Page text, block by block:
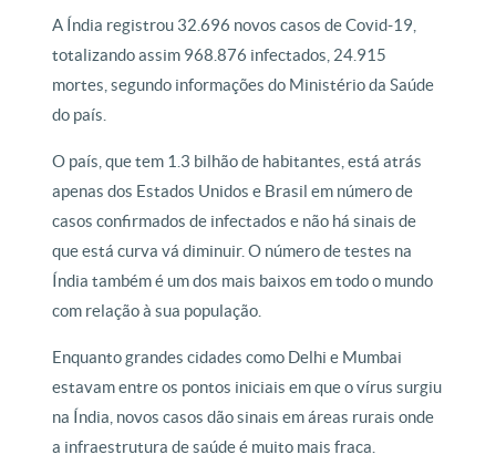
A Índia registrou 32.696 novos casos de Covid-19,
totalizando assim 968.876 infectados, 24.915
mortes, segundo informações do Ministério da Saúde
do país.
O país, que tem 1.3 bilhão de habitantes, está atrás
apenas dos Estados Unidos e Brasil em número de
casos confirmados de infectados e não há sinais de
que está curva vá diminuir. O número de testes na
Índia também é um dos mais baixos em todo o mundo
com relação à sua população.
Enquanto grandes cidades como Delhi e Mumbai
estavam entre os pontos iniciais em que o vírus surgiu
na Índia, novos casos dão sinais em áreas rurais onde
a infraestrutura de saúde é muito mais fraca.